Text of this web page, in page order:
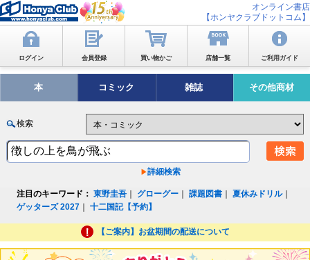
オンライン書店
【ホンヤクラブドットコム】
ログイン 会員登録 買い物かご 店舗一覧 ご利用ガイド
本 コミック 雑誌 その他商材
検索
詳細検索
注目のキーワード： 東野圭吾 グローグー ｜課題図書 ｜夏休みドリル｜
ゲッターズ 2027 ｜十二国記【予約】
【ご案内】お盆期間の配送について